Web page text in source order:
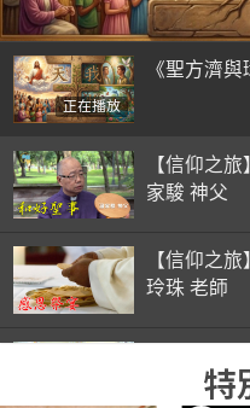
正在播放
《聖方濟
【信仰之
家駿 神父
【信仰之
玲珠 老師
錢玲珠 老師
特